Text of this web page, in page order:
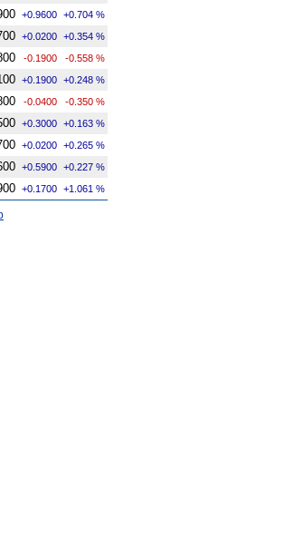
+0.9600 +0.704 %
+0.0200 +0.354 %
-0.1900 -0.558 %
+0.1900 +0.248 %
-0.0400 -0.350 %
+0.3000 +0.163 %
+0.0200 +0.265 %
+0.5900 +0.227 %
+0.1700 +1.061 %